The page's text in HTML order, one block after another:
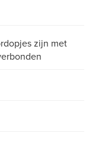
zijn met